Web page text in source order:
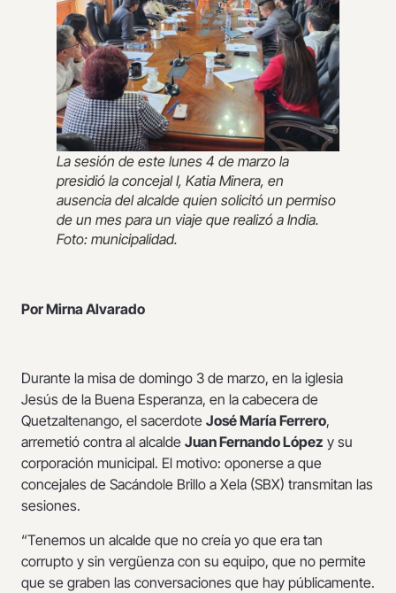
La sesión de este lunes 4 de marzo la
presidió la concejal I, Katia Minera, en
ausencia del alcalde quien solicitó un permiso
de un mes para un viaje que realizó a India.
Foto: municipalidad.
Por Mirna Alvarado
Durante la misa de domingo 3 de marzo, en la iglesia
Jesús de la Buena Esperanza, en la cabecera de
Quetzaltenango, el sacerdote José María Ferrero,
arremetió contra al alcalde Juan Fernando López y su
corporación municipal. El motivo: oponerse a que
concejales de Sacándole Brillo a Xela (SBX) transmitan las
sesiones.
“Tenemos un alcalde que no creía yo que era tan
corrupto y sin vergüenza con su equipo, que no permite
que se graben las conversaciones que hay públicamente.